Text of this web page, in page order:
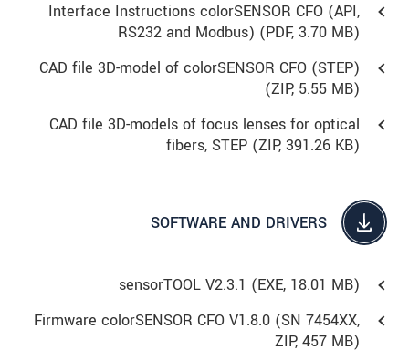
Interface Instructions colorSENSOR CFO (API,
RS232 and Modbus) (PDF, 3.70 MB)
CAD file 3D-model of colorSENSOR CFO (STEP)
(ZIP, 5.55 MB)
CAD file 3D-models of focus lenses for optical
fibers, STEP (ZIP, 391.26 KB)
SOFTWARE AND DRIVERS
sensorTOOL V2.3.1 (EXE, 18.01 MB)
Firmware colorSENSOR CFO V1.8.0 (SN 7454XX,
ZIP, 457 MB)